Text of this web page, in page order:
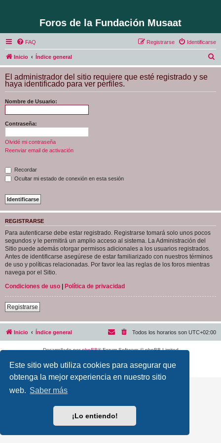
Este sitio web utiliza cookies para asegurar que
obtenga la mejor experiencia en nuestro sitio
web. Saber más
¡Lo entiendo!
Foros de la Fundación Musaat
FAQ Identificarse
Registrarse
Inicio Índice general
u
c
El administrador del sitio requiere que esté registrado y se
haya identificado para ver perfiles.
Nombre de Usuario:
Contraseña:
Olvidé mi contraseña
Reenviar email de activación
Recordar
Ocultar mi estado de conexión en esta sesión
REGISTRARSE
Para autenticarse debe estar registrado. Registrarse tomará solo unos pocos
segundos y le permitirá un amplio acceso al sistema. La Administración del
Sitio puede además otorgar permisos adicionales a los usuarios registrados.
Antes de identificarse asegúrese de estar familiarizado con nuestros términos
de uso y políticas relacionadas. Por favor lea las reglas de los foros mientras
navega por el Sitio.
Condiciones de uso | Política de privacidad
Registrarse
Inicio Índice general Todos los horarios son UTC+02:00
Desarrollado porphpBB® Forum Software © phpBB Limited
Privacidad| Condiciones